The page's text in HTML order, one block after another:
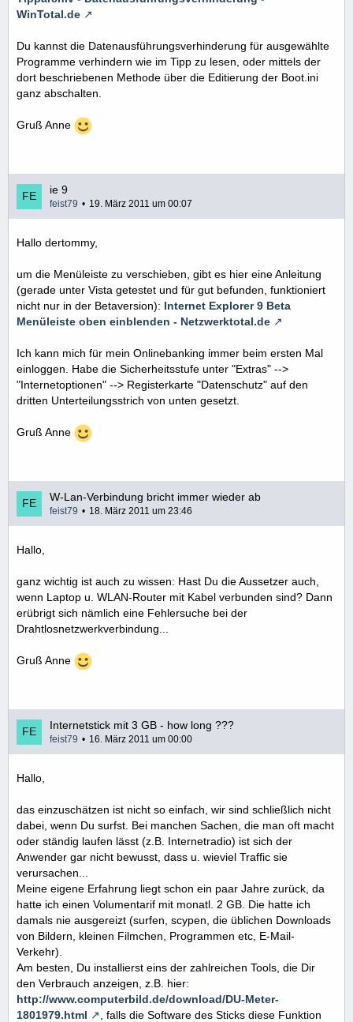
WinTotal.de
Du kannst die Datenausführungsverhinderung für ausgewählte
Programme verhindern wie im Tipp zu lesen, oder mittels der
dort beschriebenen Methode über die Editierung der Boot.ini
ganz abschalten.
Gruß Anne
ie 9
feist79 19. März 2011 um 00:07
Hallo dertommy,
um die Menüleiste zu verschieben, gibt es hier eine Anleitung
(gerade unter Vista getestet und für gut befunden, funktioniert
nicht nur in der Betaversion): Internet Explorer 9 Beta
Menüleiste oben einblenden - Netzwerktotal.de
Ich kann mich für mein Onlinebanking immer beim ersten Mal
einloggen. Habe die Sicherheitsstufe unter "Extras" -->
"Internetoptionen" --> Registerkarte "Datenschutz" auf den
dritten Unterteilungsstrich von unten gesetzt.
Gruß Anne
W-Lan-Verbindung bricht immer wieder ab
feist79 18. März 2011 um 23:46
Hallo,
ganz wichtig ist auch zu wissen: Hast Du die Aussetzer auch,
wenn Laptop u. WLAN-Router mit Kabel verbunden sind? Dann
erübrigt sich nämlich eine Fehlersuche bei der
Drahtlosnetzwerkverbindung...
Gruß Anne
Internetstick mit 3 GB - how long ???
feist79 16. März 2011 um 00:00
Hallo,
das einzuschätzen ist nicht so einfach, wir sind schließlich nicht
dabei, wenn Du surfst. Bei manchen Sachen, die man oft macht
oder ständig laufen lässt (z.B. Internetradio) ist sich der
Anwender gar nicht bewusst, dass u. wieviel Traffic sie
verursachen...
Meine eigene Erfahrung liegt schon ein paar Jahre zurück, da
hatte ich einen Volumentarif mit monatl. 2 GB. Die hatte ich
damals nie ausgereizt (surfen, scypen, die üblichen Downloads
von Bildern, kleinen Filmchen, Programmen etc, E-Mail-
Verkehr).
Am besten, Du installierst eins der zahlreichen Tools, die Dir
den Verbrauch anzeigen, z.B. hier:
http://www.computerbild.de/download/DU-Meter-
1801979.html
, falls die Software des Sticks diese Funktion